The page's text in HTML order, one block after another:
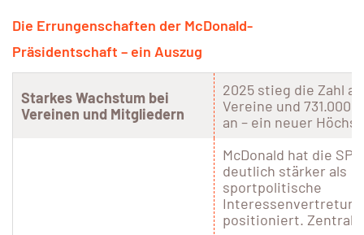
Die Errungenschaften der McDonald-
Präsidentschaft – ein Auszug
Starkes Wachstum bei
Vereinen und Mitgliedern
2025 stieg die Zahl
Vereine und 731.000
an – ein neuer
McDonald hat die
deutlich stärker als
sportpolitische
Interessenvertretung
positioniert. Zentrale